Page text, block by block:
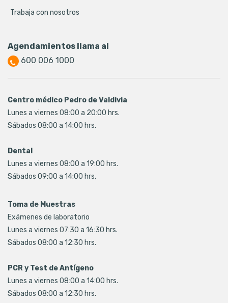
Trabaja con nosotros
Agendamientos llama al
600 006 1000
Centro médico Pedro de Valdivia
Lunes a viernes 08:00 a 20:00 hrs.
Sábados 08:00 a 14:00 hrs.
Dental
Lunes a viernes 08:00 a 19:00 hrs.
Sábados 09:00 a 14:00 hrs.
Toma de Muestras
Exámenes de laboratorio
Lunes a viernes 07:30 a 16:30 hrs.
Sábados 08:00 a 12:30 hrs.
PCR y Test de Antígeno
Lunes a viernes 08:00 a 14:00 hrs.
Sábados 08:00 a 12:30 hrs.